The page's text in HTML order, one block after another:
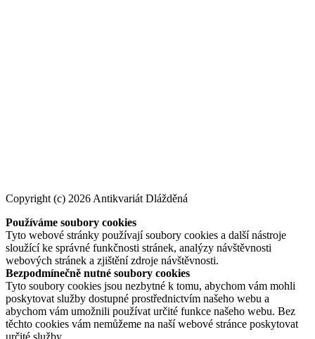
Copyright (c) 2026 Antikvariát Dlážděná
Používáme soubory cookies
Tyto webové stránky používají soubory cookies a další nástroje
sloužící ke správné funkčnosti stránek, analýzy návštěvnosti
webových stránek a zjištění zdroje návštěvnosti.
Bezpodmínečně nutné soubory cookies
Tyto soubory cookies jsou nezbytné k tomu, abychom vám mohli
poskytovat služby dostupné prostřednictvím našeho webu a
abychom vám umožnili používat určité funkce našeho webu. Bez
těchto cookies vám nemůžeme na naší webové stránce poskytovat
určité služby